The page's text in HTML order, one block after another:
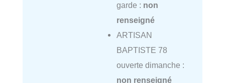
garde : non
renseigné
ARTISAN
BAPTISTE 78
ouverte dimanche :
non renseigné